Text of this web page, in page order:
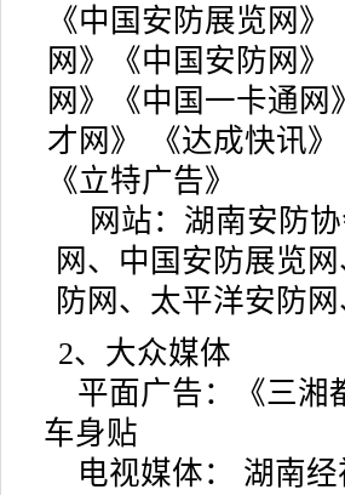
《中国安防展览网
网》《中国安防网
网》《中国一卡通
才网》 《达成快讯
《立特广告》
网站：湖南安防
网、中国安防展览
防网、太平洋安防
2、大众媒体
平面广告：《三湘
车身贴
电视媒体： 湖南